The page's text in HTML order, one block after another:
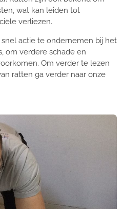
wat kan leiden tot
verliezen.
actie te ondernemen bij het
om verdere schade en
Om verder te lezen
ratten ga verder naar onze